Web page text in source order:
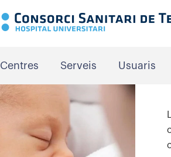
Centres Serveis Usuaris